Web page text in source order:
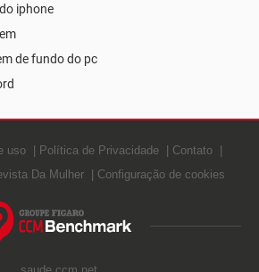
iphone
de fundo do pc
uso Política de Privacidade
Contato
Da Mulher Configuração de cookies